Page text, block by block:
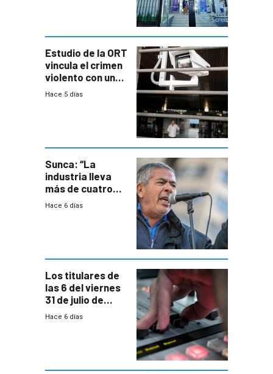
Estudio de la ORT
vincula el crimen
violento con una
menor creación
Hace 5 días
Sunca: “La
industria lleva
más de cuatro
meses sin
Hace 6 días
Los titulares de
las 6 del viernes
31 de julio de
2026
Hace 6 días